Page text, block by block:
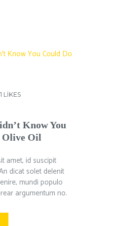
1 LIKES
Know You
Olive Oil
amet, id suscipit
dicat solet delenit
mundi populo
argumentum no.